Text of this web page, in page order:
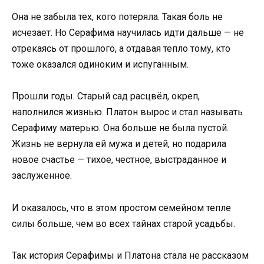
Она не забыла тех, кого потеряла. Такая боль не
исчезает. Но Серафима научилась идти дальше — не
отрекаясь от прошлого, а отдавая тепло тому, кто
тоже оказался одиноким и испуганным.
Прошли годы. Старый сад расцвёл, окреп,
наполнился жизнью. Платон вырос и стал называть
Серафиму матерью. Она больше не была пустой.
Жизнь не вернула ей мужа и детей, но подарила
новое счастье — тихое, честное, выстраданное и
заслуженное.
И оказалось, что в этом простом семейном тепле
силы больше, чем во всех тайнах старой усадьбы.
Так история Серафимы и Платона стала не рассказом